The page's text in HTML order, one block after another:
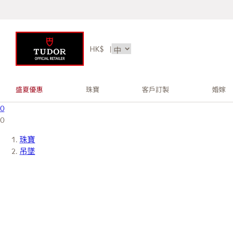
HK$ |
盛夏優惠 珠寶 客戶訂製 婚嫁
0
0
珠寶
吊墜